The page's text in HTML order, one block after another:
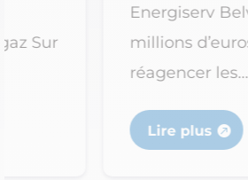
Energiserv Belval a
millions d’euros pour
réagencer les...